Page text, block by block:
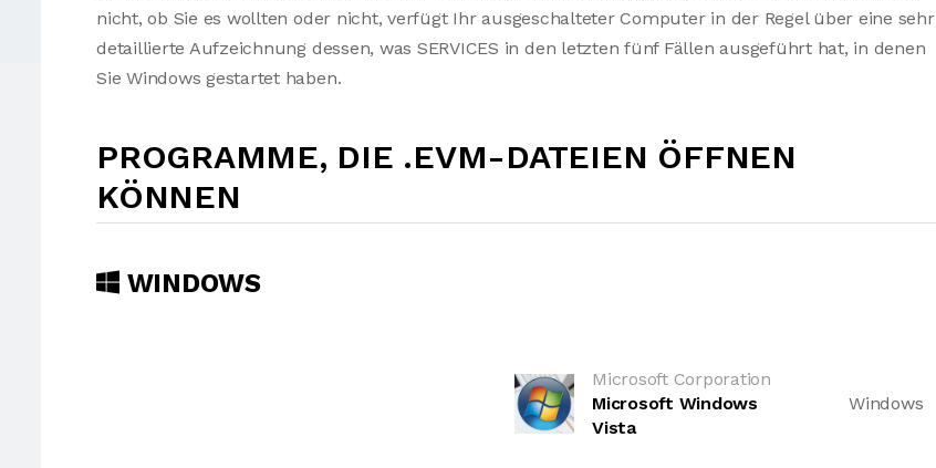
nicht, ob Sie es wollten oder nicht, verfügt Ihr ausgeschalteter Computer in der Regel über eine sehr
detaillierte Aufzeichnung dessen, was SERVICES in den letzten fünf Fällen ausgeführt hat, in denen
Sie Windows gestartet haben.
PROGRAMME, DIE .EVM-DATEIEN ÖFFNEN
KÖNNEN
WINDOWS
Microsoft Corporation
Microsoft Windows
Vista
Windows